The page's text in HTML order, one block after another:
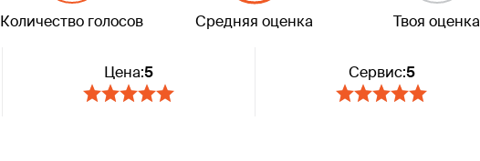
Количество голосов Средняя оценка Твоя оценка
Цена:5 Сервис:5